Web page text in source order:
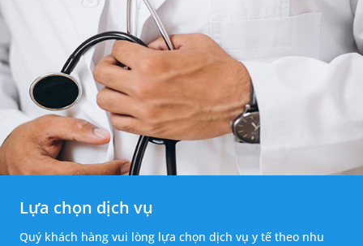
Lựa chọn dịch vụ
Quý khách hàng vui lòng lựa chọn dịch vụ y tế theo nhu